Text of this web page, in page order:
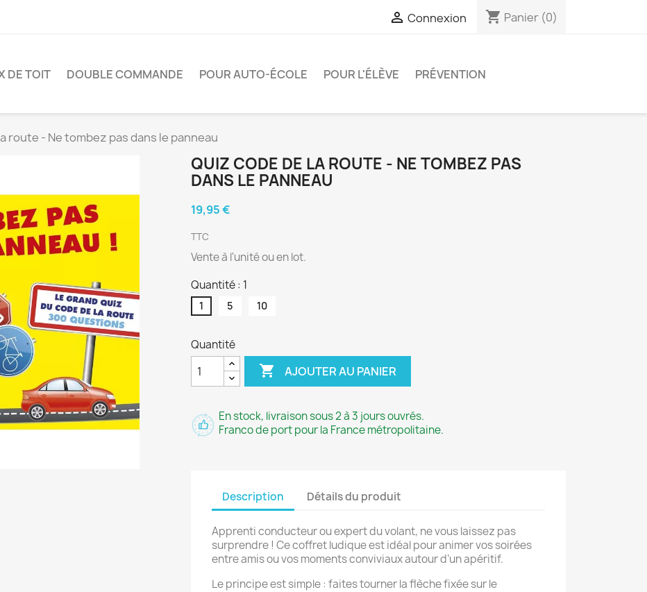
 Connexion shopping_cart Panier (0)
DE TOIT DOUBLE COMMANDE POUR AUTO-ÉCOLE POUR L'ÉLÈVE PRÉVENTION
route - Ne tombez pas dans le panneau
QUIZ CODE DE LA ROUTE - NE TOMBEZ PAS
DANS LE PANNEAU
19,95 €
TTC
Vente à l'unité ou en lot.
Quantité : 1
1 5 10
Quantité
 AJOUTER AU PANIER
En stock, livraison sous 2 à 3 jours ouvrés.
Franco de port pour la France métropolitaine.
Description Détails du produit
Apprenti conducteur ou expert du volant, ne vous laissez pas
surprendre ! Ce coffret ludique est idéal pour animer vos soirées
entre amis ou vos moments conviviaux autour d’un apéritif.
Le principe est simple : faites tourner la flèche fixée sur le